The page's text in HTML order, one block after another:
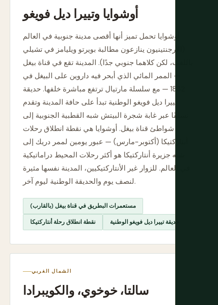
أوشوايا وتييرا ديل فويغو
أوشوايا تحمل تميز أنها أقصى مدينة جنوبية في العالم
(الأرجنتينيون ينازعون مطالبة بويرتو ويليامز في تشيلي
باللقب، لكن كلاهما جنوبي جدًا). المدينة تقع في قناة بيغل
— الممر المائي الذي أبحر فيه داروين على البيغل في
1832 — مع سلسلة مارتيال ترتفع مباشرة خلفها. حديقة
تييرا ديل فويغو الوطنية تبدأ على حافة المدينة وتقدم
تسلقًا عبر غابة شجرة البيتش شبه القطبية الجنوبية إلى
شواطئ قناة بيغل. أوشوايا هي نقطة انطلاق رحلات
أنتاركتيكا (أكتوبر-مارس) — عبور يومين لممر دريك إلى
شبه جزيرة أنتاركتيكا هو أكثر رحلات المحيط دراماتيكية
في العالم. للزوار غير الأنتاركتيكيين، المدينة نفسها مثيرة
لنصف يوم والحديقة الوطنية ليوم آخر.
مستعمرات البطريق في قناة بيغل (بالقارب)
نقطة انطلاق رحلة أنتاركتيكا حديقة تييرا ديل فويغو الوطنية
الشمال الغربي
سالتا، خوخوي، والكويبرادا